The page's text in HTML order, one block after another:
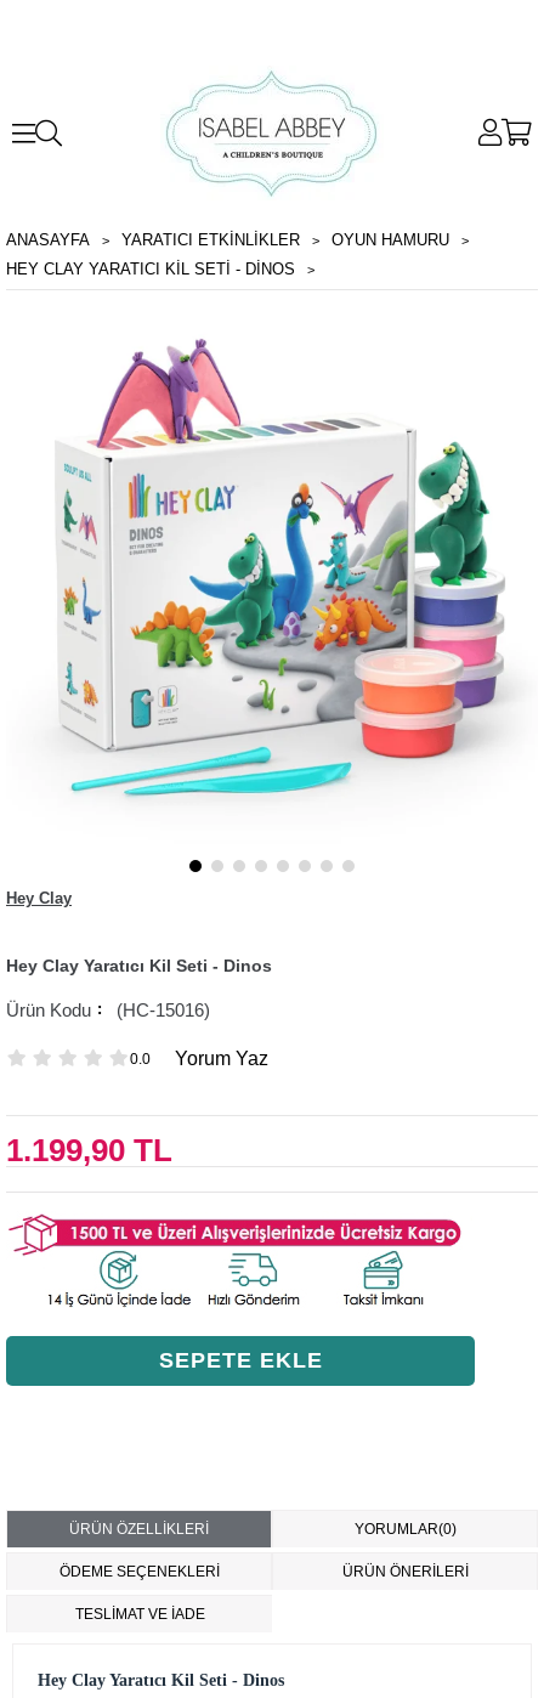
ANASAYFA YARATICI ETKİNLİKLER
OYUN HAMURU
HEY CLAY YARATICI KIL SETI - DINOS
Hey Clay
Hey Clay Yaratıcı Kil Seti - Dinos
(HC-15016)
0.0 Yorum Yaz
1.199,90 TL
ÜRÜN ÖZELLIKLERI YORUMLAR(0)
ÖDEME SEÇENEKLERI ÜRÜN ÖNERILERI
TESLİMAT VE İADE
Hey Clay Yaratıcı Kil Seti - Dinos